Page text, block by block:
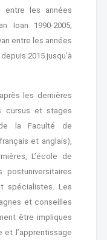
entre les années
Ioan 1990-2005,
entre les années
2015 jusqu’à
les dernières
cursus et stages
la Faculté de
et anglais),
L’école de
spécialistes. Les
et conseilles
être impliques
l’apprentissage